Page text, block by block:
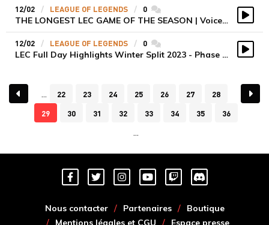
12/02 LEAGUE OF LEGENDS 0 commentaires
THE LONGEST LEC GAME OF THE SEASON | Voice Comms | Winter Split 2023
12/02 LEAGUE OF LEGENDS 0 commentaires
LEC Full Day Highlights Winter Split 2023 - Phase de groupes Round 1
22 23 24 25 26 27
28
29
30 31 32 33 34 35 36
Nous contacter Partenaires
Boutique
Mentions légales et CGU
Espace presse